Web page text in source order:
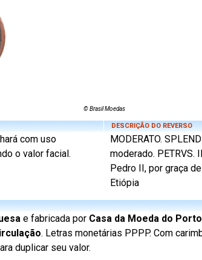
© Brasil Moedas
com uso
o valor facial.
DESCRIÇÃO DO REVERSO
MODERATO.
moderado. PETRVS.
Pedro II, por graça
Etiópia
e fabricada por Casa da Moeda do Porto
. Letras monetárias PPPP. Com
duplicar seu valor.